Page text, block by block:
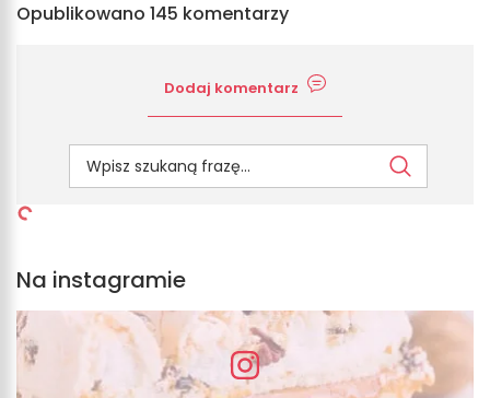
Opublikowano 145 komentarzy
Dodaj komentarz
Na instagramie